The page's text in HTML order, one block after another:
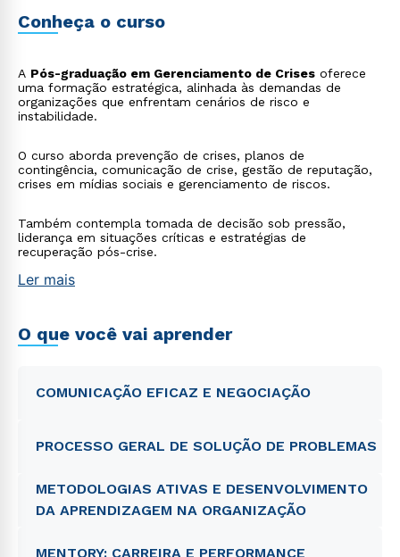
Conheça o curso
A Pós-graduação em Gerenciamento de Crises oferece
uma formação estratégica, alinhada às demandas de
organizações que enfrentam cenários de risco e
instabilidade.
O curso aborda prevenção de crises, planos de
contingência, comunicação de crise, gestão de reputação,
crises em mídias sociais e gerenciamento de riscos.
Também contempla tomada de decisão sob pressão,
liderança em situações críticas e estratégias de
recuperação pós-crise.
Ler mais
O que você vai aprender
COMUNICAÇÃO EFICAZ E NEGOCIAÇÃO
PROCESSO GERAL DE SOLUÇÃO DE PROBLEMAS
METODOLOGIAS ATIVAS E DESENVOLVIMENTO
DA APRENDIZAGEM NA ORGANIZAÇÃO
MENTORY: CARREIRA E PERFORMANCE